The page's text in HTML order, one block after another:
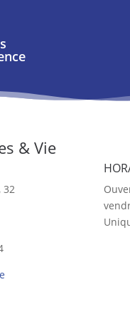
& Vie
32